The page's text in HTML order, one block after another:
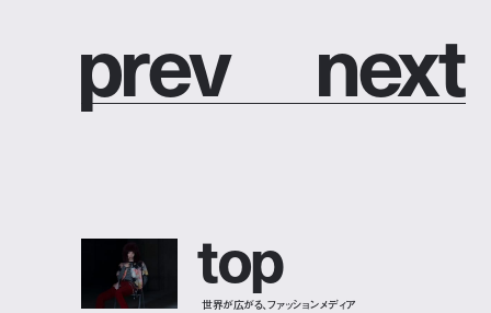
prev next
top
世界が広がる、ファッションメディア